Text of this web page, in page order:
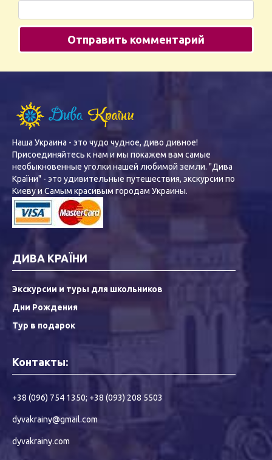
Наша Украина - это чудо чудное, диво дивное!
Присоединяйтесь к нам и мы покажем вам самые
необыкновенные уголки нашей любимой земли. "Дива
Країни" - это удивительные путешествия, экскурсии по
Киеву и Самым красивым городам Украины.
ДИВА КРАЇНИ
Экскурсии и туры для школьников
Дни Рождения
Тур в подарок
Контакты:
+38 (096) 754 1350; +38 (093) 208 5503
dyvakrainy@gmail.com
dyvakrainy.com